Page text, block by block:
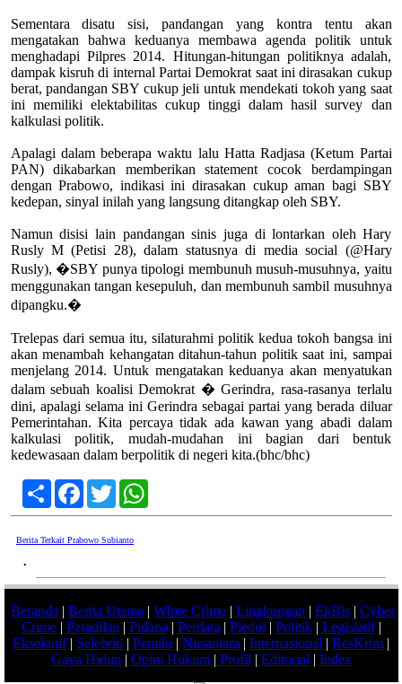
Sementara disatu sisi, pandangan yang kontra tentu akan
mengatakan bahwa keduanya membawa agenda politik untuk
menghadapi Pilpres 2014. Hitungan-hitungan politiknya adalah,
dampak kisruh di internal Partai Demokrat saat ini dirasakan cukup
berat, pandangan SBY cukup jeli untuk mendekati tokoh yang saat
ini memiliki elektabilitas cukup tinggi dalam hasil survey dan
kalkulasi politik.
Apalagi dalam beberapa waktu lalu Hatta Radjasa (Ketum Partai
PAN) dikabarkan memberikan statement cocok berdampingan
dengan Prabowo, indikasi ini dirasakan cukup aman bagi SBY
kedepan, sinyal inilah yang langsung ditangkap oleh SBY.
Namun disisi lain pandangan sinis juga di lontarkan oleh Hary
Rusly M (Petisi 28), dalam statusnya di media social (@Hary
Rusly), �SBY punya tipologi membunuh musuh-musuhnya, yaitu
menggunakan tangan kesepuluh, dan membunuh sambil musuhnya
dipangku.�
Trelepas dari semua itu, silaturahmi politik kedua tokoh bangsa ini
akan menambah kehangatan ditahun-tahun politik saat ini, sampai
menjelang 2014. Untuk mengatakan keduanya akan menyatukan
dalam sebuah koalisi Demokrat � Gerindra, rasa-rasanya terlalu
dini, apalagi selama ini Gerindra sebagai partai yang berada diluar
Pemerintahan. Kita percaya tidak ada kawan yang abadi dalam
kalkulasi politik, mudah-mudahan ini bagian dari bentuk
kedewasaan dalam berpolitik di negeri kita.(bhc/bhc)
ShareFacebook
TwitterWhatsApp
Berita Terkait Prabowo Subianto
•
Beranda | Berita Utama | White Crime | Lingkungan | EkBis | Cyber
Crime| Peradilan | Pidana | Perdata | Pledoi | Politik| Legislatif|
Eksekutif| Selebriti | Pemilu | Nusantara | Internasional | ResKrim |
Gaya Hidup| Opini Hukum| Profil | Editorial | Index